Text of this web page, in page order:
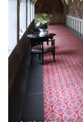
슈타이겐베